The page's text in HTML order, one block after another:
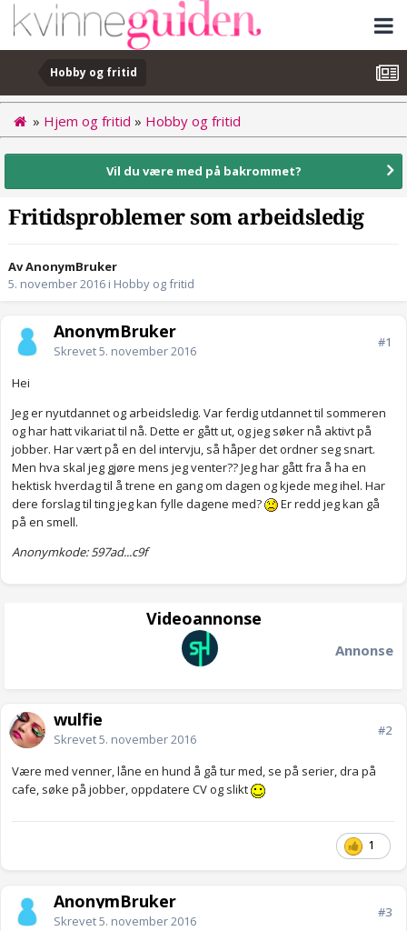
Hobby og fritid
» Hjem og fritid » Hobby og fritid
Vil du være med på bakrommet?
Fritidsproblemer som arbeidsledig
Av AnonymBruker
5. november 2016 i Hobby og fritid
AnonymBruker
Skrevet5. november 2016
#1
Hei
Jeg er nyutdannet og arbeidsledig. Var ferdig utdannet til sommeren
og har hatt vikariat til nå. Dette er gått ut, og jeg søker nå aktivt på
jobber. Har vært på en del intervju, så håper det ordner seg snart.
Men hva skal jeg gjøre mens jeg venter?? Jeg har gått fra å ha en
hektisk hverdag til å trene en gang om dagen og kjede meg ihel. Har
dere forslag til ting jeg kan fylle dagene med?
Er redd jeg kan gå
på en smell.
Anonymkode: 597ad...c9f
Videoannonse
Annonse
wulfie
Skrevet5. november 2016
#2
Være med venner, låne en hund å gå tur med, se på serier, dra på
cafe, søke på jobber, oppdatere CV og slikt
1
AnonymBruker
Skrevet5. november 2016
#3